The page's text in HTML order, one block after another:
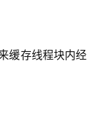
缓存线程块内经